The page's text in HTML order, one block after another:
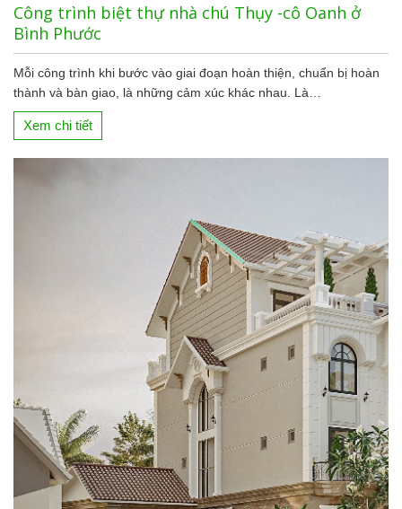
Công trình biệt thự nhà chú Thụy -cô Oanh ở
Bình Phước
Mỗi công trình khi bước vào giai đoạn hoàn thiện, chuẩn bị hoàn
thành và bàn giao, là những cảm xúc khác nhau. Là…
Xem chi tiết